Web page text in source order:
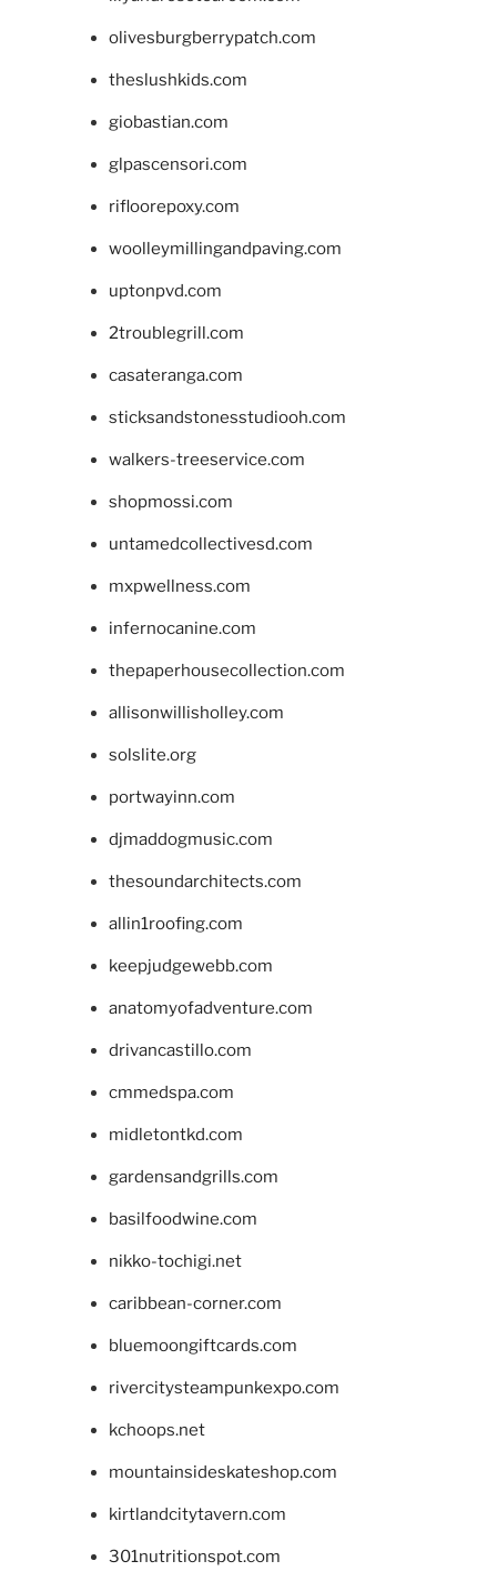
olivesburgberrypatch.com
theslushkids.com
giobastian.com
glpascensori.com
rifloorepoxy.com
woolleymillingandpaving.com
uptonpvd.com
2troublegrill.com
casateranga.com
sticksandstonesstudiooh.com
walkers-treeservice.com
shopmossi.com
untamedcollectivesd.com
mxpwellness.com
infernocanine.com
thepaperhousecollection.com
allisonwillisholley.com
solslite.org
portwayinn.com
djmaddogmusic.com
thesoundarchitects.com
allin1roofing.com
keepjudgewebb.com
anatomyofadventure.com
drivancastillo.com
cmmedspa.com
midletontkd.com
gardensandgrills.com
basilfoodwine.com
nikko-tochigi.net
caribbean-corner.com
bluemoongiftcards.com
rivercitysteampunkexpo.com
kchoops.net
mountainsideskateshop.com
kirtlandcitytavern.com
301nutritionspot.com